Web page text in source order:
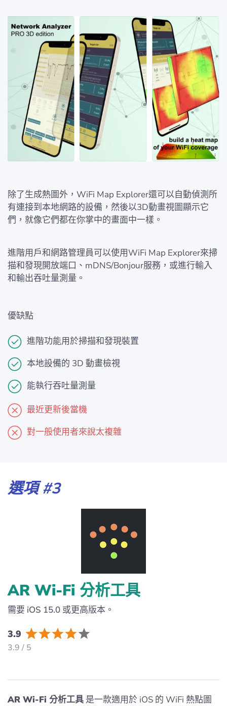
除了生成熱圖外，WiFi Map Explorer還可以自動偵測所
有連接到本地網路的設備，然後以3D動畫視圖顯示它
們，就像它們都在你掌中的畫面中一樣。
進階用戶和網路管理員可以使用WiFi Map Explorer來掃
描和發現開放端口、mDNS/Bonjour服務，或進行輸入
和輸出吞吐量測量。
優缺點
進階功能用於掃描和發現裝置
本地設備的 3D 動畫檢視
能執行吞吐量測量
最近更新後當機
對一般使用者來說太複雜
選項 #3
AR Wi-Fi 分析工具
需要 iOS 15.0 或更高版本。
3.9
3.9 / 5
AR Wi-Fi 分析工具是一款適用於 iOS 的 WiFi 熱點圖